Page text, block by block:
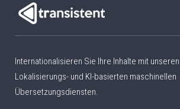
Internationalisieren Sie Ihre Inhalte mit
Lokalisierungs- und KI-basierten maschinellen
Übersetzungsdiensten.